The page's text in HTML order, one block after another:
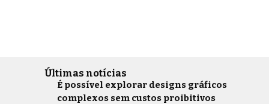
Últimas notícias
É possível explorar designs gráficos
complexos sem custos proibitivos